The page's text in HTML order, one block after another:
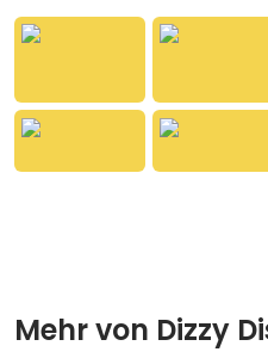
glitzernde Discodelfin
das auch so bleibt,
kleine und große Herz im
Mehr von Dizzy